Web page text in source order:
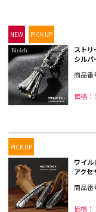
NEW PICK UP
スト
シルバ
商品番
価格：
PICK UP
ワイ
アクセ
商品番
価格：